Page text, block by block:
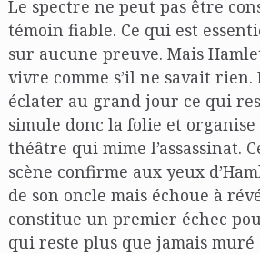
Le spectre ne peut pas être
témoin fiable. Ce qui est
sur aucune preuve. Mais
vivre comme s’il ne savait
éclater au grand jour ce qui
simule donc la folie et organise
théâtre qui mime l’assassinat.
scène confirme aux yeux
de son oncle mais échoue à
constitue un premier échec
qui reste plus que jamais muré